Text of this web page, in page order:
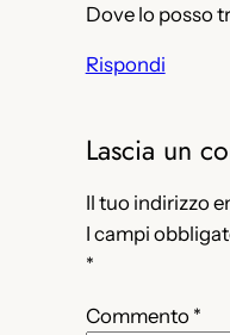
Dove lo posso
Rispondi
Lascia un
Il tuo indirizzo
I campi
*
Commento *